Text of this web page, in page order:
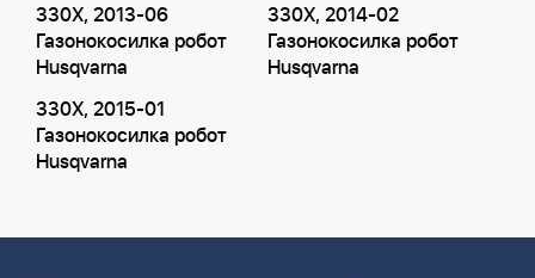
330X, 2013-06
Газонокосилка робот
Husqvarna
330X, 2014-02
Газонокосилка робот
Husqvarna
330X, 2015-01
Газонокосилка робот
Husqvarna